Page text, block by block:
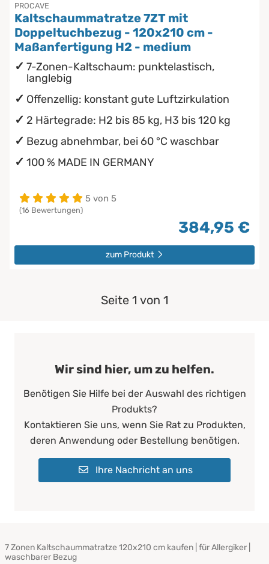
PROCAVE
Kaltschaummatratze 7ZT mit
Doppeltuchbezug - 120x210 cm -
Maßanfertigung H2 - medium
7-Zonen-Kaltschaum: punktelastisch,
langlebig
Offenzellig: konstant gute Luftzirkulation
2 Härtegrade: H2 bis 85 kg, H3 bis 120 kg
Bezug abnehmbar, bei 60 °C waschbar
100 % MADE IN GERMANY
5 von 5
(16 Bewertungen)
384,95 €
zum Produkt
Seite 1 von 1
Wir sind hier, um zu helfen.
Benötigen Sie Hilfe bei der Auswahl des richtigen
Produkts?
Kontaktieren Sie uns, wenn Sie Rat zu Produkten,
deren Anwendung oder Bestellung benötigen.
Ihre Nachricht an uns
7 Zonen Kaltschaummatratze 120x210 cm kaufen | für Allergiker |
waschbarer Bezug